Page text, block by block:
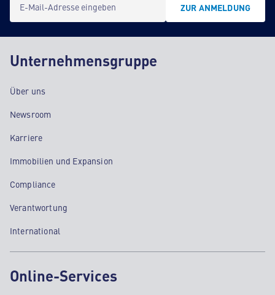
E-Mail-Adresse eingeben ZUR ANMELDUNG
Unternehmensgruppe
Über uns
Newsroom
Karriere
Immobilien und Expansion
Compliance
Verantwortung
International
Online-Services